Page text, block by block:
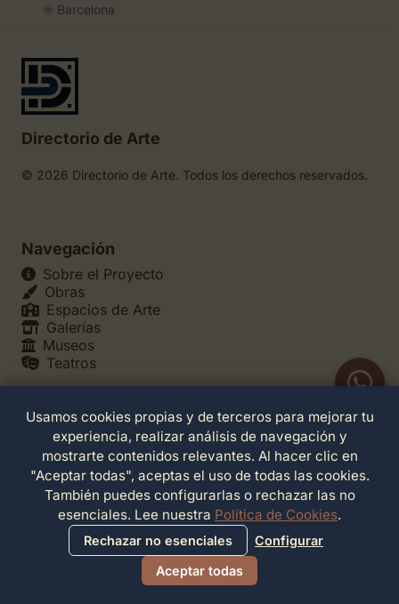
Barcelona
Directorio de Arte
© 2026 Directorio de Arte. Todos los derechos reservados.
Navegación
Sobre el Proyecto
Obras
Espacios de Arte
Galerías
Museos
Teatros
Legales
Política de Privacidad
Política de Cookies
Configuración de Cookies
Términos de Servicio
Contacto
Usamos cookies propias y de terceros para mejorar tu
experiencia, realizar análisis de navegación y
mostrarte contenidos relevantes. Al hacer clic en
"Aceptar todas", aceptas el uso de todas las cookies.
También puedes configurarlas o rechazar las no
esenciales. Lee nuestra Política de Cookies.
Rechazar no esenciales
Configurar
Aceptar todas